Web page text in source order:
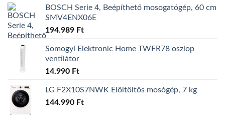
BOSCH Serie 4, Beépíthető mosogatógép, 60 cm
SMV4ENX06E
194.989 Ft
Somogyi Elektronic Home TWFR78 oszlop
ventilátor
14.990 Ft
LG F2X10S7NWK Elöltöltős mosógép, 7 kg
144.990 Ft